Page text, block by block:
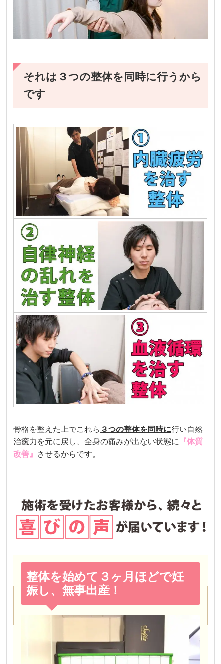
それは３つの整体を同時に行うから
です
骨格を整えた上でこれら ３つの整体を 同時に行い自然
治癒力を元に戻し、全身の痛みが出ない状態に
『体質
改善』
させるからです。
整体を始めて３ヶ月ほどで妊
娠し、無事出産！